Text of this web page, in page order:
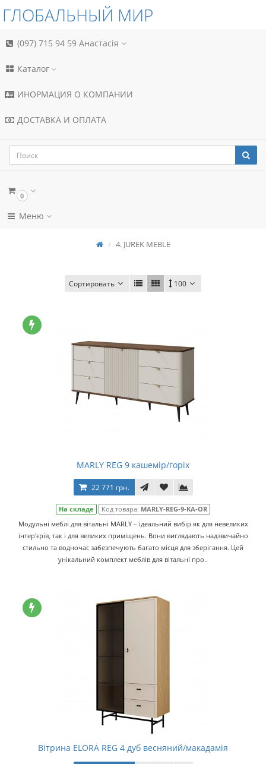
ГЛОБАЛЬНЫЙ МИР
(097) 715 94 59 Анастасія
Каталог
ИНОРМАЦИЯ О КОМПАНИИ
ДОСТАВКА И ОПЛАТА
0
Меню
4. JUREK MEBLE
Сортировать 100
MARLY REG 9 кашемір/горіх
22 771 грн.
На складе Код товара: MARLY-REG-9-KA-OR
Модульні меблі для вітальні MARLY – ідеальний вибір як для невеликих
інтер'єрів, так і для великих приміщень. Вони виглядають надзвичайно
стильно та водночас забезпечують багато місця для зберігання. Цей
унікальний комплект меблів для вітальні про..
Вітрина ELORA REG 4 дуб весняний/макадамія